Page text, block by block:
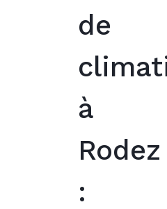
de
à
Rodez
: